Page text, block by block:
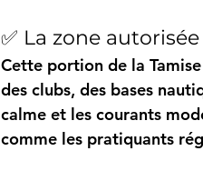
✅ La zone
Cette portion de la
des clubs, des bases
calme et les courants
comme les pratiquants